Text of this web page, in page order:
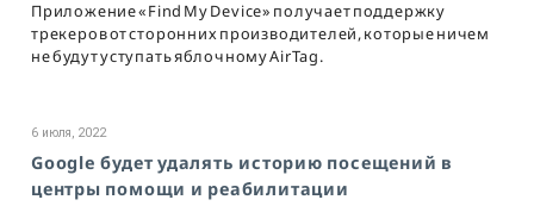
Приложение «Find My Device» получает поддержку
трекеров от сторонних производителей, которые ничем
не будут уступать яблочному AirTag.
6 июля, 2022
Google будет удалять историю посещений в
центры помощи и реабилитации